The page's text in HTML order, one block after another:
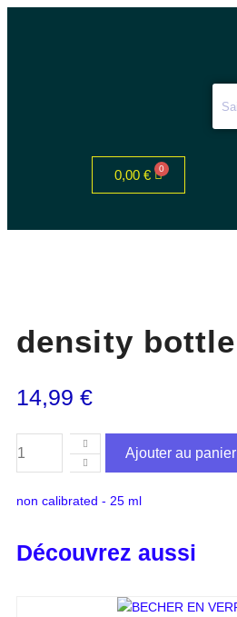
0,00 €
density bottle
14,99 €
Ajouter au panier
non calibrated - 25 ml
Découvrez aussi